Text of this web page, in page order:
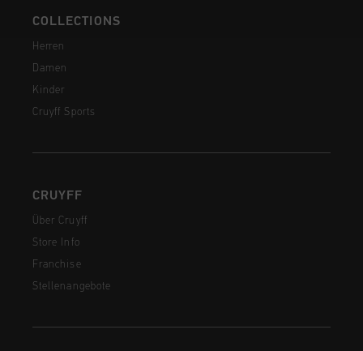
COLLECTIONS
Herren
Damen
Kinder
Cruyff Sports
CRUYFF
Über Cruyff
Store Info
Franchise
Stellenangebote